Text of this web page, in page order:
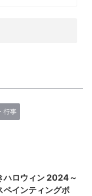
行事
ハロウィン 2024～
ペインティングボ